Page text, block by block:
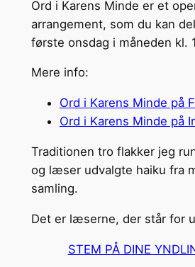
Ord i Karens Minde er et
arrangement, som du kan
første onsdag i måneden kl.
Mere info:
Ord i Karens Minde på
Ord i Karens Minde på
Traditionen tro flakker jeg
og læser udvalgte haiku fra
samling.
Det er læserne, der står for
STEM PÅ DINE